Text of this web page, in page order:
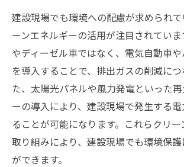
建設現場でも環境への配慮が求められ
ーンエネルギーの活用が注目されてい
やディーゼル車ではなく、電気自動車
を導入することで、排出ガスの削減に
た、太陽光パネルや風力発電といった
ーの導入により、建設現場で発生する
ることが可能になります。これらクリ
取り組みにより、建設現場でも環境保
ができます。